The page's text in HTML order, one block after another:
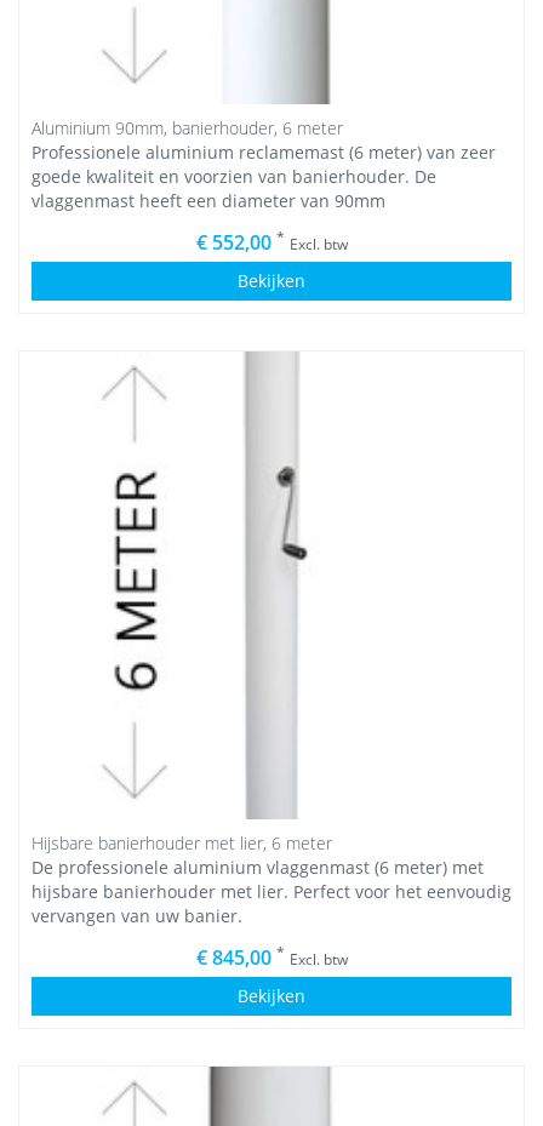
Aluminium 90mm, banierhouder, 6 meter
Professionele aluminium reclamemast (6 meter) van zeer
goede kwaliteit en voorzien van banierhouder. De
vlaggenmast heeft een diameter van 90mm
€ 552,00 * Excl. btw
Bekijken
Hijsbare banierhouder met lier, 6 meter
De professionele aluminium vlaggenmast (6 meter) met
hijsbare banierhouder met lier. Perfect voor het eenvoudig
vervangen van uw banier.
€ 845,00 * Excl. btw
Bekijken